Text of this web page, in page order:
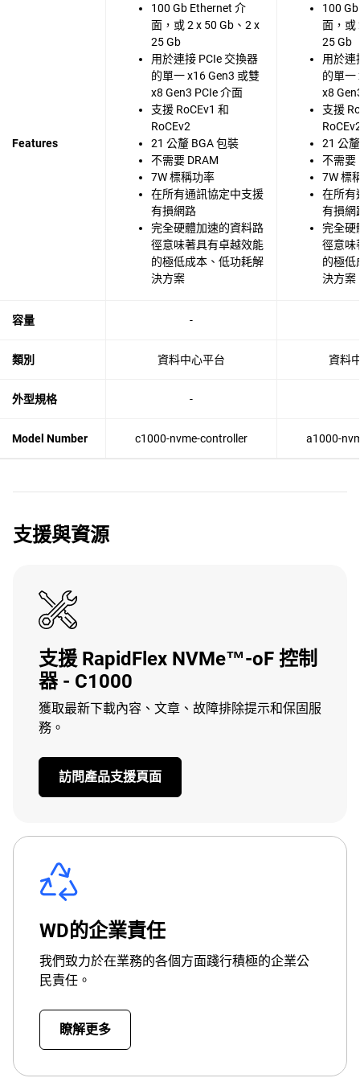
Features
100 Gb Ethernet 介
面，或 2 x 50 Gb、2 x
25 Gb
用於連接 PCIe 交換器
的單一 x16 Gen3 或雙
x8 Gen3 PCIe 介面
支援 RoCEv1 和
RoCEv2
21 公釐 BGA 包裝
不需要 DRAM
7W 標稱功率
在所有通訊協定中支援
有損網路
完全硬體加速的資料路
徑意味著具有卓越效能
的極低成本、低功耗解
決方案
100
面，或
25 Gb
用於連
的單一
x8
支援
21 公
不需要
7W 標
在所有
有損網
完全硬
徑意味
的極低
決方案
容量 -
類別 資料中心平台 資料
外型規格 -
Model Number c1000-nvme-controller a1000-
支援與資源
支援 RapidFlex NVMe™-oF 控制
器 - C1000
獲取最新下載內容、文章、故障排除提示和保固服
務。
訪問產品支援頁面
WD的企業責任
我們致力於在業務的各個方面踐行積極的企業公
民責任。
瞭解更多